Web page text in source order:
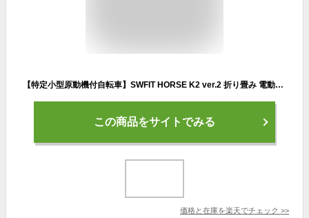
【特定小型原動機付自転車】SWFIT HORSE K2 ver.2 折り畳み 電動キックボード 免許不要 サドル付き 性能等確認制度合格済 電動バイク EVバイク キックボード エコ eバイク 公道走行可能 折りたたみ 軽量 コンパクト スイフトホース スウィフトホース
この商品をサイトでみる
価格と在庫を楽天でチェック >>